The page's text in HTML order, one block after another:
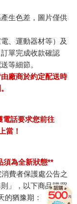
生色差，圖片僅供
、運動器材等）及
單完成收款確認
等細節。
廠商於約定配送時
電話要求您前往
當！
須為全新狀態**
費者保護處公告之
」，以下商品購買
的猶豫期：